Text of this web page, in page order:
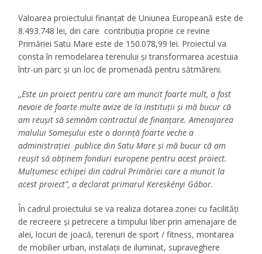
Valoarea proiectului finanțat de Uniunea Europeană este de
8.493.748 lei, din care contribuţia proprie ce revine
Primăriei Satu Mare este de 150.078,99 lei. Proiectul va
consta în remodelarea terenului şi transformarea acestuia
într-un parc și un loc de promenadă pentru sătmăreni.
,,Este un proiect pentru care am muncit foarte mult, a fost
nevoie de foarte multe avize de la instituții și mă bucur că
am reușit să semnăm contractul de finanțare. Amenajarea
malului Someșului este o dorință foarte veche a
administrației publice din Satu Mare și mă bucur că am
reușit să obținem fonduri europene pentru acest proiect.
Mulțumesc echipei din cadrul Primăriei care a muncit la
acest proiect”, a declarat primarul Kereskényi Gábor.
În cadrul proiectului se va realiza dotarea zonei cu facilităţi
de recreere şi petrecere a timpului liber prin amenajare de
alei, locuri de joacă, terenuri de sport / fitness, montarea
de mobilier urban, instalaţii de iluminat, supraveghere